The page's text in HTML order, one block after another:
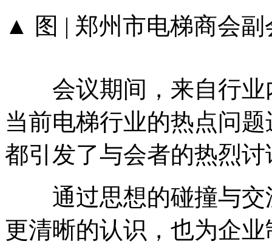
▲ 图 | 郑州市电梯商会
会议期间，来自行业
当前电梯行业的热点问
都引发了与会者的热烈讨
通过思想的碰撞与交
更清晰的认识，也为企